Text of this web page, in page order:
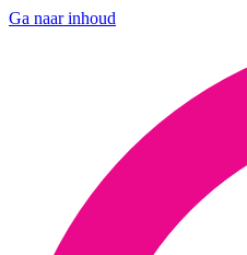
Ga naar inhoud